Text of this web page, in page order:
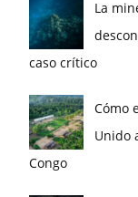
La
caso crítico
Cómo
Unido
Congo